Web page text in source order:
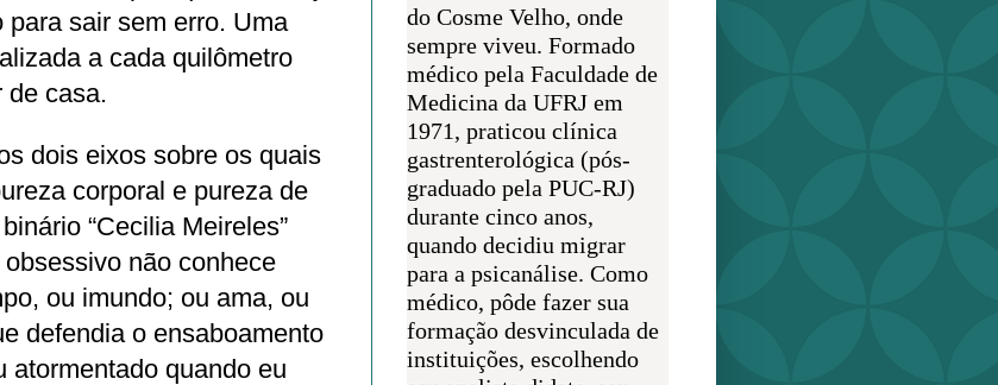
sair sem erro. Uma
a cada quilômetro
de casa.
dois eixos sobre os quais
corporal e pureza de
“Cecilia Meireles”
obsessivo não conhece
ou imundo; ou ama, ou
defendia o ensaboamento
atormentado quando eu
do Cosme Velho, onde
sempre viveu. Formado
médico pela Faculdade de
Medicina da UFRJ em
1971, praticou clínica
gastrenterológica (pós-
graduado pela PUC-RJ)
durante cinco anos,
quando decidiu migrar
para a psicanálise. Como
médico, pôde fazer sua
formação desvinculada de
instituições, escolhendo